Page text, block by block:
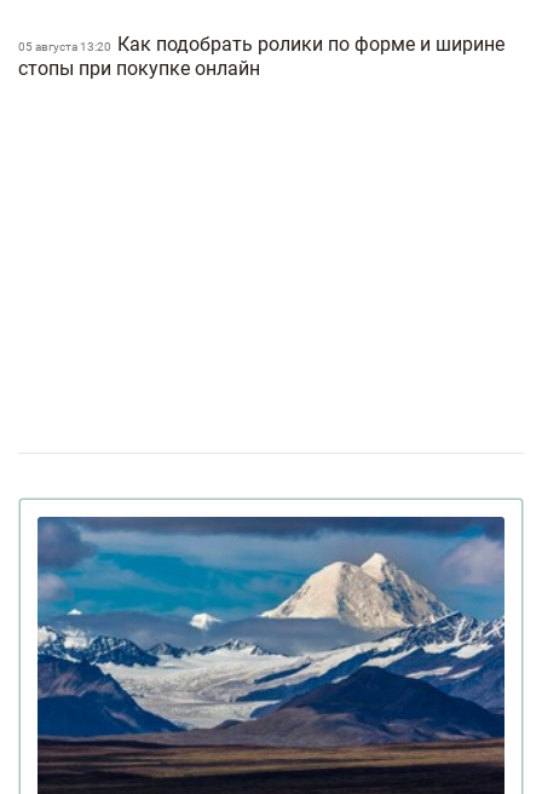
21 апреля 16:19
"Не спасайте меня, помогите папе" —
прокуратура показала видео с полицейских
задекларировал работник Бучанского ТЦК
27 марта 17:08 Боролась за право уйти из жизни: в Испании
25-летней девушке провели эвтаназию из-за
депрессии
23 марта 10:14 Мир на грани голода из-за войны в Иране:
коллапс на рынке удобрений
20 марта 17:42 Украинские офицеры шокированы тактикой
союзников США на Ближнем Востоке: детали
Третья мировая уже началась: ее ключевые
признаки приводит почетный профессор
Букингемского университета
05 августа 13:20
Как подобрать ролики по форме и ширине
стопы при покупке онлайн